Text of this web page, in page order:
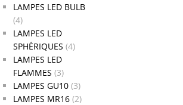
LAMPES LED BULB
(4)
LAMPES LED
SPHÉRIQUES (4)
LAMPES LED
FLAMMES (3)
LAMPES GU10 (3)
LAMPES MR16 (2)